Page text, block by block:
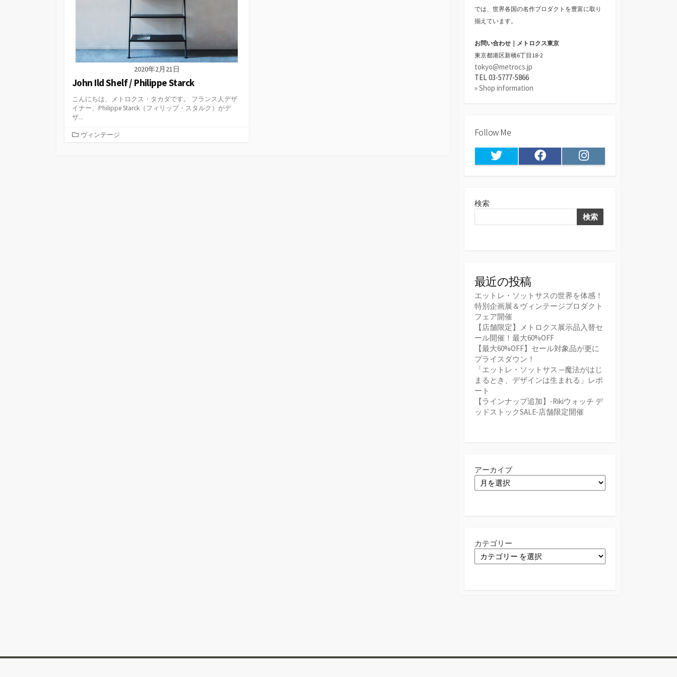
2020年2月21日
John Ild Shelf / Philippe Starck
こんにちは、メトロクス・タカダです。 フランス人デザ
イナー、Philippe Starck（フィリップ・スタルク）がデ
ザ...
カヴィンテージ
では、世界各国の名作プロダクトを豊富に取り
揃えています。
お問い合わせ｜メトロクス東京
東京都港区新橋6丁目18-2
tokyo@metrocs.jp
TEL 03-5777-5866
» Shop information
Follow Me
Twitter Facebook Instagram
検索
検索
最近の投稿
エットレ・ソットサスの世界を体感！
特別企画展＆ヴィンテージプロダクト
フェア開催
【店舗限定】メトロクス展示品入替セ
ール開催！最大60%OFF
【最大60%OFF】セール対象品が更に
プライスダウン！
「エットレ・ソットサス ─魔法がはじ
まるとき、デザインは生まれる」レポ
ート
【ラインナップ追加】-Rikiウォッチ デ
ッドストックSALE-店舗限定開催
アーカイブ
カテゴリー